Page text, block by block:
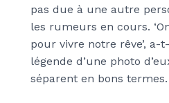
pas due à une autre
les rumeurs en cours.
pour vivre notre rêve’, a-
légende d’une photo
séparent en bons termes.